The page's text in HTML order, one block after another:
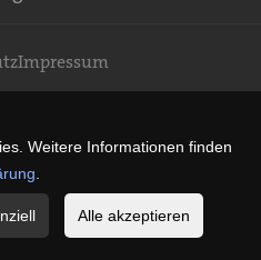
Impressum
All Rights
Weitere Informationen finden
Alle akzeptieren